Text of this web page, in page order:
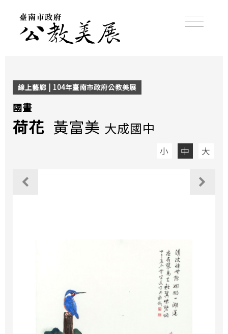
線上藝廊 | 104年臺南市政府公教美展
國畫
荷花 黃富美 大成國中
小 中 大